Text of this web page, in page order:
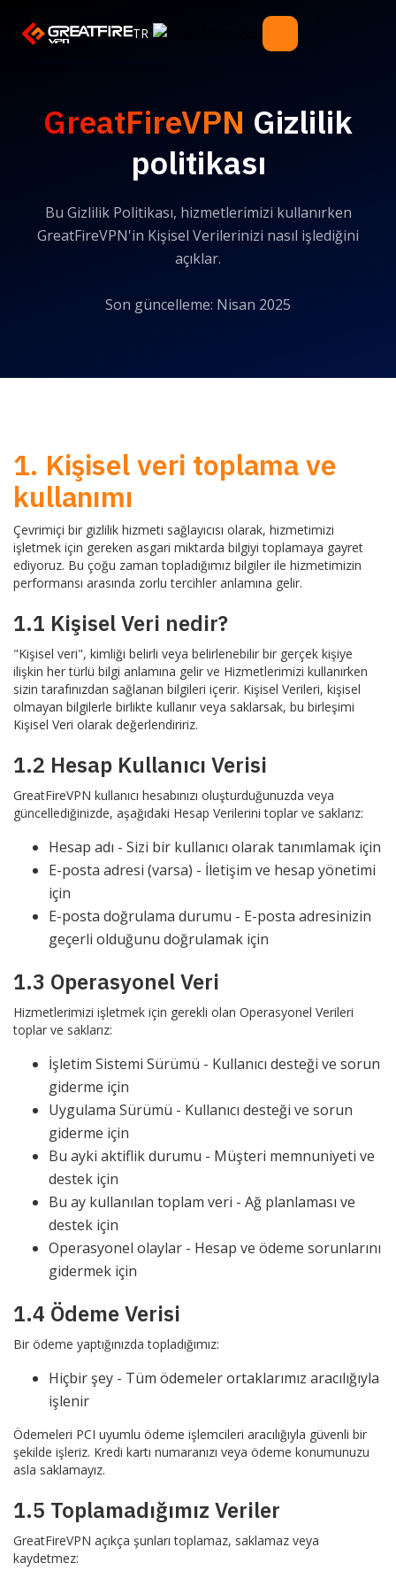
TR
GreatFireVPN Gizlilik
politikası
Bu Gizlilik Politikası, hizmetlerimizi kullanırken
GreatFireVPN'in Kişisel Verilerinizi nasıl işlediğini
açıklar.
Son güncelleme: Nisan 2025
1. Kişisel veri toplama ve
kullanımı
Çevrimiçi bir gizlilik hizmeti sağlayıcısı olarak, hizmetimizi
işletmek için gereken asgari miktarda bilgiyi toplamaya gayret
ediyoruz. Bu çoğu zaman topladığımız bilgiler ile hizmetimizin
performansı arasında zorlu tercihler anlamına gelir.
1.1 Kişisel Veri nedir?
"Kişisel veri", kimliği belirli veya belirlenebilir bir gerçek kişiye
ilişkin her türlü bilgi anlamına gelir ve Hizmetlerimizi kullanırken
sizin tarafınızdan sağlanan bilgileri içerir. Kişisel Verileri, kişisel
olmayan bilgilerle birlikte kullanır veya saklarsak, bu birleşimi
Kişisel Veri olarak değerlendiririz.
1.2 Hesap Kullanıcı Verisi
GreatFireVPN kullanıcı hesabınızı oluşturduğunuzda veya
güncellediğinizde, aşağıdaki Hesap Verilerini toplar ve saklarız:
Hesap adı - Sizi bir kullanıcı olarak tanımlamak için
E-posta adresi (varsa) - İletişim ve hesap yönetimi
için
E-posta doğrulama durumu - E-posta adresinizin
geçerli olduğunu doğrulamak için
1.3 Operasyonel Veri
Hizmetlerimizi işletmek için gerekli olan Operasyonel Verileri
toplar ve saklarız:
İşletim Sistemi Sürümü - Kullanıcı desteği ve sorun
giderme için
Uygulama Sürümü - Kullanıcı desteği ve sorun
giderme için
Bu ayki aktiflik durumu - Müşteri memnuniyeti ve
destek için
Bu ay kullanılan toplam veri - Ağ planlaması ve
destek için
Operasyonel olaylar - Hesap ve ödeme sorunlarını
gidermek için
1.4 Ödeme Verisi
Bir ödeme yaptığınızda topladığımız:
Hiçbir şey - Tüm ödemeler ortaklarımız aracılığıyla
işlenir
Ödemeleri PCI uyumlu ödeme işlemcileri aracılığıyla güvenli bir
şekilde işleriz. Kredi kartı numaranızı veya ödeme konumunuzu
asla saklamayız.
1.5 Toplamadığımız Veriler
GreatFireVPN açıkça şunları toplamaz, saklamaz veya
kaydetmez: